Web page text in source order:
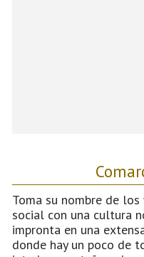
Toma su nombre de
social con una cultura
impronta en una
donde hay un poco de